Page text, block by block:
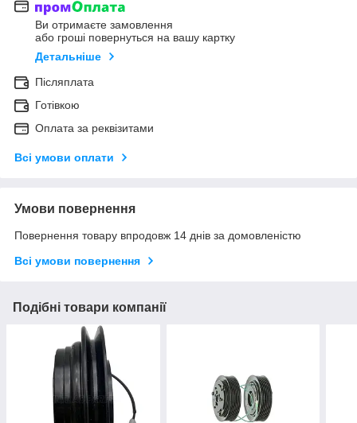
Ви отримаєте замовлення
або гроші повернуться на вашу картку
Детальніше
Післяплата
Готівкою
Оплата за реквізитами
Всі умови оплати
Умови повернення
Повернення товару впродовж 14 днів за домовленістю
Всі умови повернення
Подібні товари компанії